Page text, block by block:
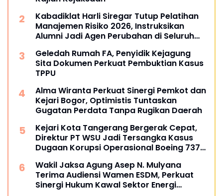
Kabadiklat Harli Siregar Tutup Pelatihan
Manajemen Risiko 2026, Instruksikan
Alumni Jadi Agen Perubahan di Seluruh
Geledah Rumah FA, Penyidik Kejagung
Sita Dokumen Perkuat Pembuktian Kasus
TPPU
Alma Wiranta Perkuat Sinergi Pemkot dan
Kejari Bogor, Optimistis Tuntaskan
Gugatan Perdata Tanpa Rugikan Daerah
Kejari Kota Tangerang Bergerak Cepat,
Direktur PT WSU Jadi Tersangka Kasus
Dugaan Korupsi Operasional Boeing 737-
Wakil Jaksa Agung Asep N. Mulyana
Terima Audiensi Wamen ESDM, Perkuat
Sinergi Hukum Kawal Sektor Energi